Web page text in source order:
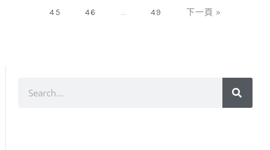
45 46 ... 49 下一頁 »